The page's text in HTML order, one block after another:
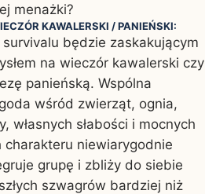
menażki?
KAWALERSKI / PANIEŃSKI:
survivalu będzie zaskakującym
na wieczór kawalerski czy
panieńską. Wspólna
wśród zwierząt, ognia,
własnych słabości i mocnych
charakteru niewiarygodnie
grupę i zbliży do siebie
szwagrów bardziej niż